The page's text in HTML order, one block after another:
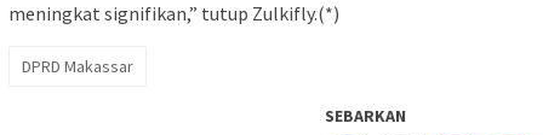
meningkat signifikan,” tutup Zulkifly.(*)
DPRD Makassar
SEBARKAN